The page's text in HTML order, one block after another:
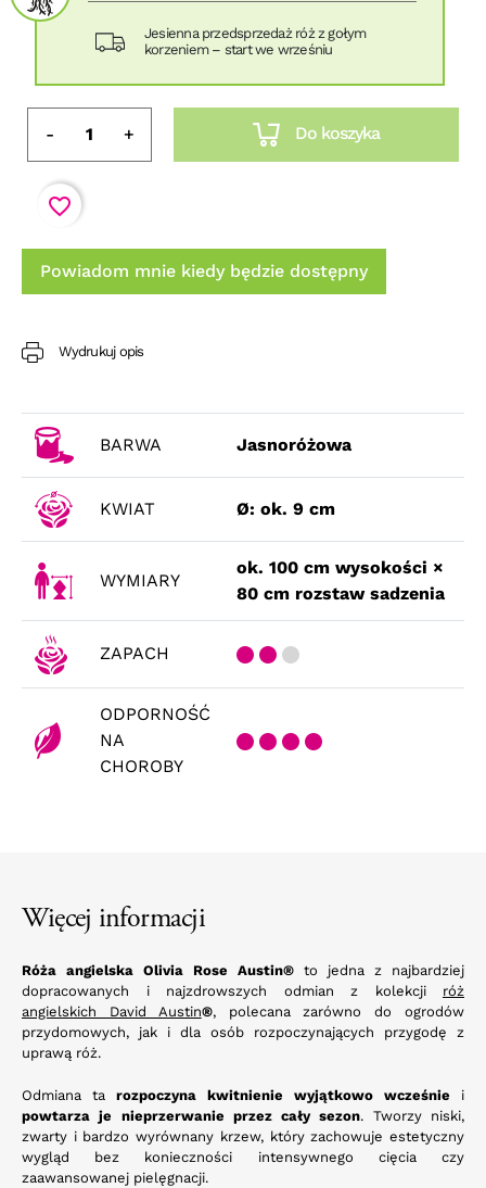
Jesienna przedsprzedaż róż z gołym
korzeniem – start we wrześniu
Do koszyka
- +
favorite_border
Powiadom mnie kiedy będzie dostępny
Wydrukuj opis
BARWA Jasnoróżowa
KWIAT Ø: ok. 9 cm
WYMIARY
ok. 100 cm wysokości ×
80 cm rozstaw sadzenia
ZAPACH
ODPORNOŚĆ
NA
CHOROBY
Więcej informacji
Róża angielska Olivia Rose Austin® to jedna z najbardziej
dopracowanych i najzdrowszych odmian z kolekcji róż
angielskich David Austin®, polecana zarówno do ogrodów
przydomowych, jak i dla osób rozpoczynających przygodę z
uprawą róż.
Odmiana ta rozpoczyna kwitnienie wyjątkowo wcześnie i
powtarza je nieprzerwanie przez cały sezon. Tworzy niski,
zwarty i bardzo wyrównany krzew, który zachowuje estetyczny
wygląd bez konieczności intensywnego cięcia czy
zaawansowanej pielęgnacji.